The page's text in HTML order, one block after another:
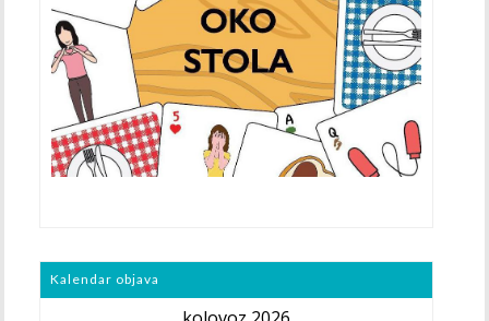
Kalendar objava